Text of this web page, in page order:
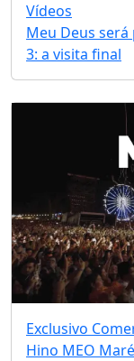
Vídeos
Meu Deus
3: a visita final
Exclusivo
Hino MEO